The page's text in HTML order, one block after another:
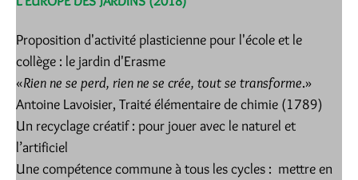
Proposition d'activité plasticienne pour l'école et le
collège : le jardin d'Erasme
«Rien ne se perd, rien ne se crée, tout se transforme.»
Antoine Lavoisier, Traité élémentaire de chimie (1789)
Un recyclage créatif : pour jouer avec le naturel et
l’artificiel
Une compétence commune à tous les cycles : mettre en